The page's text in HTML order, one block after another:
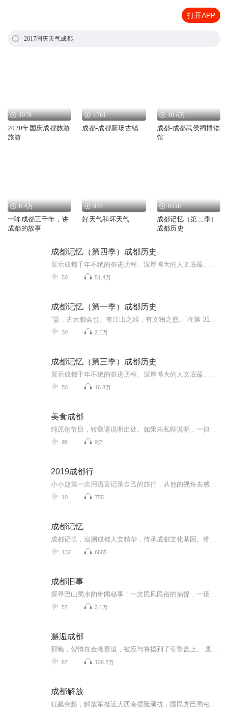
打开APP
2017国庆天气成都
1978
2020年国庆成都旅游
旅游
1761
成都-成都新场古镇
10.6万
成都-成都武侯祠博物
馆
6.4万
一眸成都三千年，讲
成都的故事
954
好天气和坏天气
6556
成都记忆（第二季）
成都历史
成都记忆（第四季）成都历史
50 51.4万
成都记忆（第一季）成都历史
30 2.1万
成都记忆（第三季）成都历史
50 16.8万
美食成都
98 9万
2019成都行
10 755
成都记忆
132 6685
成都旧事
57 3.1万
邂逅成都
87 126.2万
成都解放